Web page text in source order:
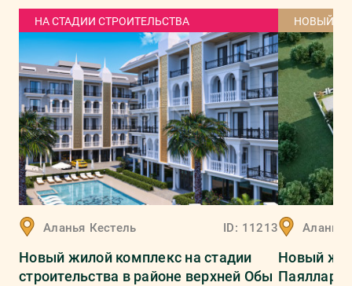
НА СТАДИИ СТРОИТЕЛЬСТВА
Аланья Кестель ID: 11213
Новый жилой комплекс на стадии
строительства в районе верхней Обы
НОВЫЙ
Аланья
Новый
Паяллар